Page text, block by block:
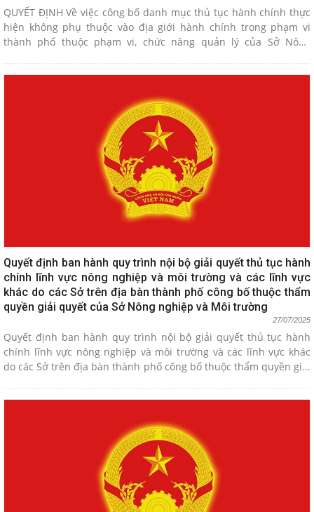
QUYẾT ĐỊNH Về việc công bố danh mục thủ tục hành chính thực
hiện không phụ thuộc vào địa giới hành chính trong phạm vi
thành phố thuộc phạm vi, chức năng quản lý của Sở Nông
Quyết định ban hành quy trình nội bộ giải quyết thủ tục hành
chính lĩnh vực nông nghiệp và môi trường và các lĩnh vực
khác do các Sở trên địa bàn thành phố công bố thuộc thẩm
quyền giải quyết của Sở Nông nghiệp và Môi trường
27/07/2025
Quyết định ban hành quy trình nội bộ giải quyết thủ tục hành
chính lĩnh vực nông nghiệp và môi trường và các lĩnh vực khác
do các Sở trên địa bàn thành phố công bố thuộc thẩm quyền giải